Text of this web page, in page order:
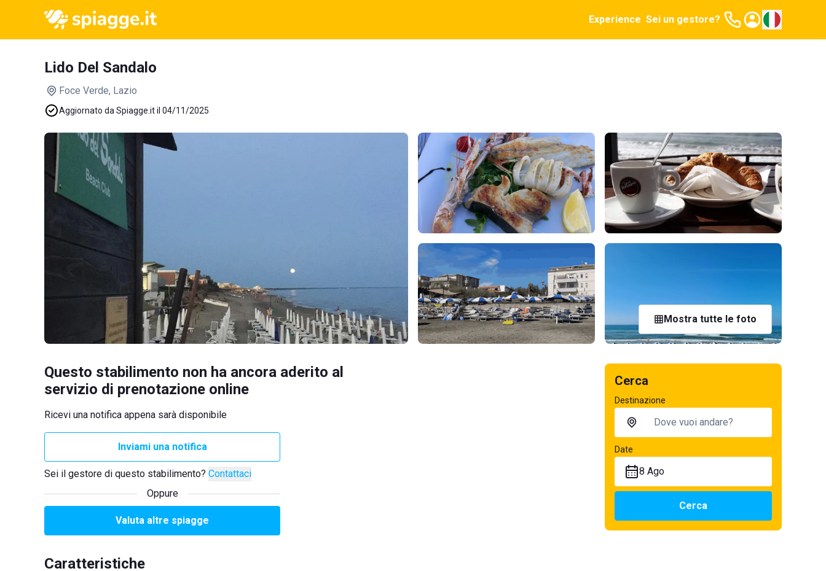
Experience Sei un gestore?
Lido Del Sandalo
Foce Verde, Lazio
Aggiornato da Spiagge.it il 04/11/2025
Mostra tutte le foto
Questo stabilimento non ha ancora aderito al
servizio di prenotazione online
Ricevi una notifica appena sarà disponibile
Inviami una notifica
Sei il gestore di questo stabilimento? Contattaci
Oppure
Valuta altre spiagge
Caratteristiche
Cerca
Destinazione
Date
8 Ago
Cerca